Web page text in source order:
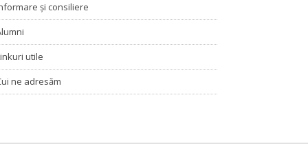
şi consiliere
utile
ne adresăm